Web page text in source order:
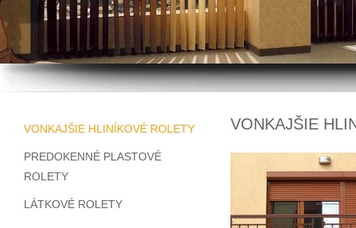
VONKAJŠIE HLINÍKOVÉ ROLETY
PREDOKENNÉ PLASTOVÉ
ROLETY
LÁTKOVÉ ROLETY
VONKAJŠIE